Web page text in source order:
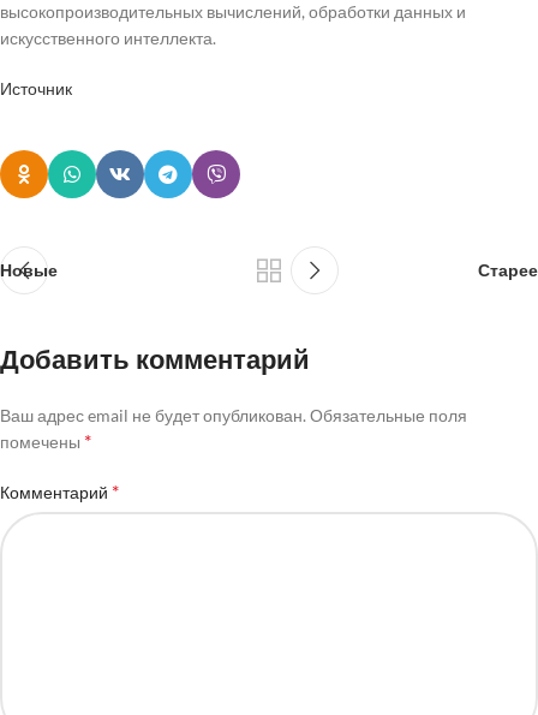
высокопроизводительных вычислений, обработки данных и
искусственного интеллекта.
Источник
Новые Старее
Добавить комментарий
Ваш адрес email не будет опубликован. Обязательные поля
помечены *
Комментарий *